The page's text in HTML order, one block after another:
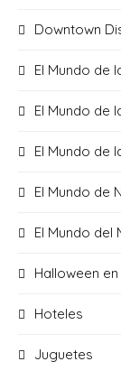
Downtown
El Mundo de
El Mundo de
El Mundo de
El Mundo de
El Mundo del
Halloween
Hoteles
Juguetes